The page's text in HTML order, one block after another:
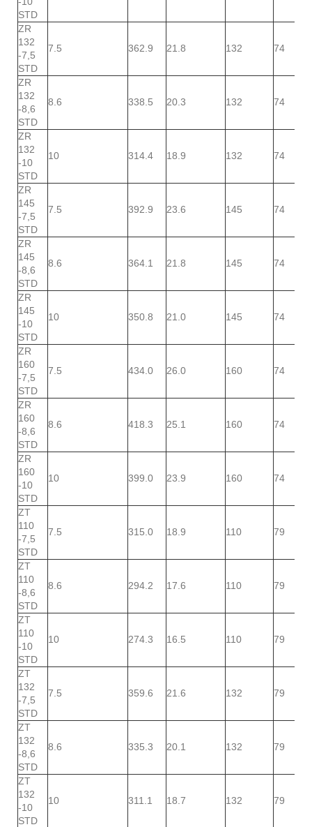
STD
ZR
132
-7,5
STD
7.5 362.9 21.8 132 74
ZR
132
-8,6
STD
8.6 338.5 20.3 132 74
ZR
132
-10
STD
10 314.4 18.9 132 74
ZR
145
-7,5
STD
7.5 392.9 23.6 145 74
ZR
145
-8,6
STD
8.6 364.1 21.8 145 74
ZR
145
-10
STD
10 350.8 21.0 145 74
ZR
160
-7,5
STD
7.5 434.0 26.0 160 74
ZR
160
-8,6
STD
8.6 418.3 25.1 160 74
ZR
160
-10
STD
10 399.0 23.9 160 74
ZT
110
-7,5
STD
7.5 315.0 18.9 110 79
ZT
110
-8,6
STD
8.6 294.2 17.6 110 79
ZT
110
-10
STD
10 274.3 16.5 110 79
ZT
132
-7,5
STD
7.5 359.6 21.6 132 79
ZT
132
-8,6
STD
8.6 335.3 20.1 132 79
ZT
132
-10
STD
10 311.1 18.7 132 79